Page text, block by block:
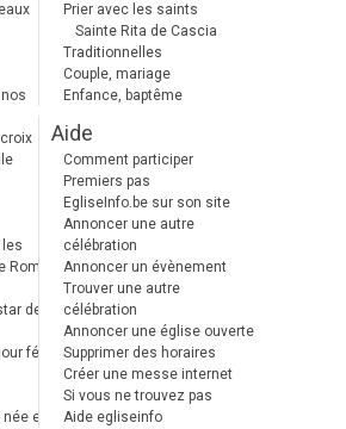
les
?
des
férié
en
Prier avec les saints
Sainte Rita de Cascia
Traditionnelles
Couple, mariage
Enfance, baptême
Aide
Comment participer
Premiers pas
EgliseInfo.be sur son site
Annoncer une autre
célébration
Annoncer un évènement
Trouver une autre
célébration
Annoncer une église ouverte
Supprimer des horaires
Créer une messe internet
Si vous ne trouvez pas
Aide egliseinfo